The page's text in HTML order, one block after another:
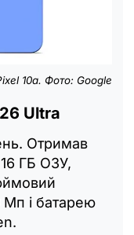
10a. Фото: Google
Ultra
Отримав
ГБ ОЗУ,
Мп і батарею